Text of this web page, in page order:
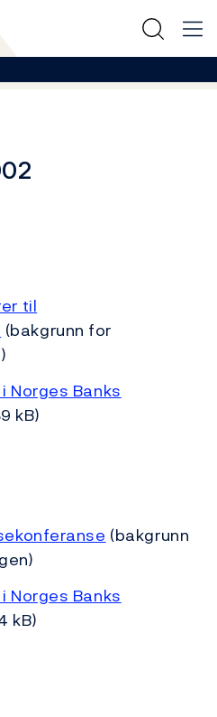
til
(bakgrunn for
Norges Banks
kB)
(bakgrunn
Norges Banks
kB)